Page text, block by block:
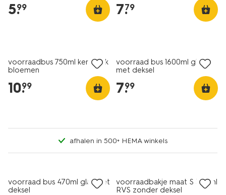
5.
99 7.
79
voorraadbus 750ml keramiek
bloemen
10.
99
voorraad bus 1600ml glas
met deksel
7.
99
afhalen in 500+ HEMA winkels
voorraad bus 470ml glas met
deksel
voorraadbakje maat S 370ml
RVS zonder deksel